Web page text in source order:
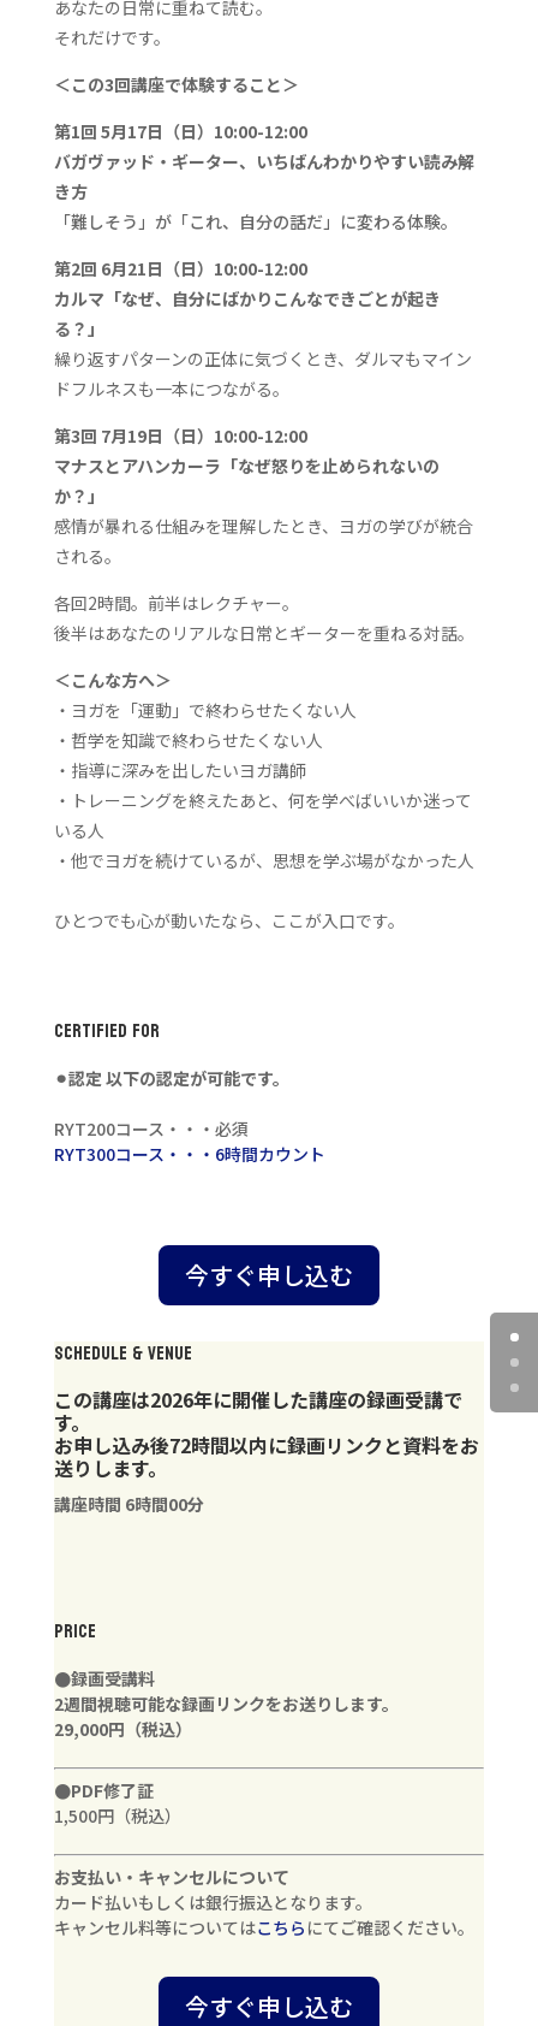
あなたの日常に重ねて読む。
それだけです。
＜この3回講座で体験すること＞
第1回 5月17日（日）10:00-12:00
バガヴァッド・ギーター、いちばんわかりやすい読み解
き方
「難しそう」が「これ、自分の話だ」に変わる体験。
第2回 6月21日（日）10:00-12:00
カルマ「なぜ、自分にばかりこんなできごとが起き
る？」
繰り返すパターンの正体に気づくとき、ダルマもマイン
ドフルネスも一本につながる。
第3回 7月19日（日）10:00-12:00
マナスとアハンカーラ「なぜ怒りを止められないの
か？」
感情が暴れる仕組みを理解したとき、ヨガの学びが統合
される。
各回2時間。 前半はレクチャー。
後半はあなたのリアルな日常とギーターを重ねる対話。
＜こんな方へ＞
・ヨガを「運動」で終わらせたくない人
・哲学を知識で終わらせたくない人
・指導に深みを出したいヨガ講師
・トレーニングを終えたあと、何を学べばいいか迷って
いる人
・他でヨガを続けているが、思想を学ぶ場がなかった人
ひとつでも心が動いたなら、ここが入口です。
CERTIFIED FOR
⚫︎認定 以下の認定が可能です。
RYT200コース・・・必須
RYT300コース・・・6時間カウント
今すぐ申し込む
SCHEDULE & VENUE
この講座は2026年に開催した講座の録画受講で
す。
お申し込み後72時間以内に録画リンクと資料をお
送りします。
講座時間 6時間00分
PRICE
●録画受講料
2週間視聴可能な録画リンクをお送りします。
29,000円（税込）
●PDF修了証
1,500円（税込）
お支払い・キャンセルについて
カード払いもしくは銀行振込となります。
キャンセル料等についてはこちら にてご確認ください。
今すぐ申し込む